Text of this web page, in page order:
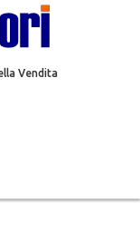
Vendita